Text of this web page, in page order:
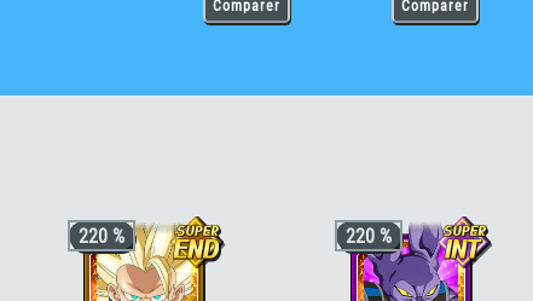
Comparer Comparer
220 % 220 %